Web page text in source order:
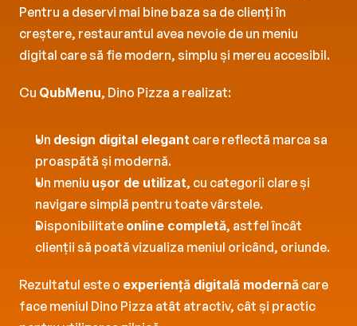
Pentru a deservi mai bine baza sa de clienți în
creștere, restaurantul avea nevoie de un meniu
digital care să fie modern, simplu și mereu accesibil.
Cu QubMenu, Dino Pizza a realizat:
Un design digital elegant care reflectă marca sa
proaspătă și modernă.
Un meniu ușor de utilizat, cu categorii clare și
navigare simplă pentru toate vârstele.
Disponibilitate online completă, astfel încât
clienții să poată vizualiza meniul oricând, oriunde.
Rezultatul este o experiență digitală modernă care
face meniul Dino Pizza atât atractiv, cât și practic